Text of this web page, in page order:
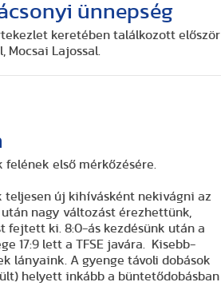
ünnepség
keretében találkozott először
Lajossal.
első mérkőzésére.
teljesen új kihívásként nekivágni az
nagy változást érezhettünk,
fejtett ki. 8:0-ás kezdésünk után a
17:9 lett a TFSE javára. Kisebb-
lányaink. A gyenge távoli dobások
helyett inkább a büntetődobásban